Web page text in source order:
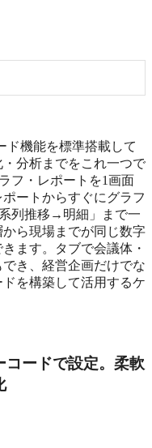
ド機能を標準搭載して
分析までをこれ一つで
フ・レポートを1画面
ートからすぐにグラフ
列推移→明細」まで一
ら現場までが同じ数字
ます。タブで会議体・
き、経営企画だけでな
を構築して活用するケ
ードで設定。柔軟